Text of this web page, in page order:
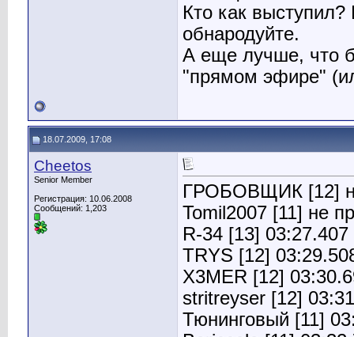
Кто как
обнародуйте.
А еще лучше, что
"прямом эфире"
18.07.2009, 17:08
Cheetos
Senior Member
Регистрация: 10.06.2008
Сообщений: 1,203
ГРОБОВЩИК [12]
Tomil2007 [11] не
R-34 [13] 03:27.407
TRYS [12]
X3MER [12]
stritreyser [12]
Тюнинговый [11]